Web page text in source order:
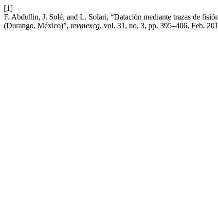
[1]
F. Abdullin, J. Solé, and L. Solari, “Datación mediante trazas de
(Durango, México)”, revmexcg, vol. 31, no. 3, pp. 395–406, Feb.